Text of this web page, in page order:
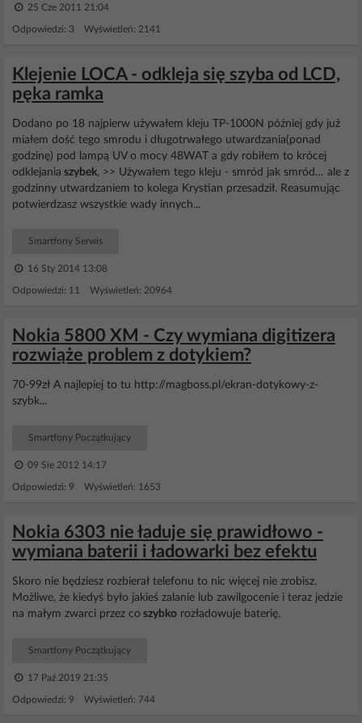
25 Cze 2011 21:04
Odpowiedzi: 3 Wyświetleń: 2141
Klejenie LOCA - odkleja się szyba od LCD,
pęka ramka
Dodano po 18 najpierw używałem kleju TP-1000N później gdy już
miałem dość tego smrodu i długotrwałego utwardzania(ponad
godzinę) pod lampą UV o mocy 48WAT a gdy robiłem to krócej
odklejania szybek, >> Używałem tego kleju - smród jak smród… ale z
godzinny utwardzaniem to kolega Krystian przesadził. Reasumując
potwierdzasz wszystkie wady innych...
Smartfony Serwis
16 Sty 2014 13:08
Odpowiedzi: 11 Wyświetleń: 20964
Nokia 5800 XM - Czy wymiana digitizera
rozwiąże problem z dotykiem?
70-99zł A najlepiej to tu http://magboss.pl/ekran-dotykowy-z-
szybk...
Smartfony Początkujący
09 Sie 2012 14:17
Odpowiedzi: 9 Wyświetleń: 1653
Nokia 6303 nie ładuje się prawidłowo -
wymiana baterii i ładowarki bez efektu
Skoro nie będziesz rozbierał telefonu to nic więcej nie zrobisz.
Możliwe, że kiedyś było jakieś zalanie lub zawilgocenie i teraz jedzie
na małym zwarci przez co szybko rozładowuje baterię.
Smartfony Początkujący
17 Paź 2019 21:35
Odpowiedzi: 9 Wyświetleń: 744